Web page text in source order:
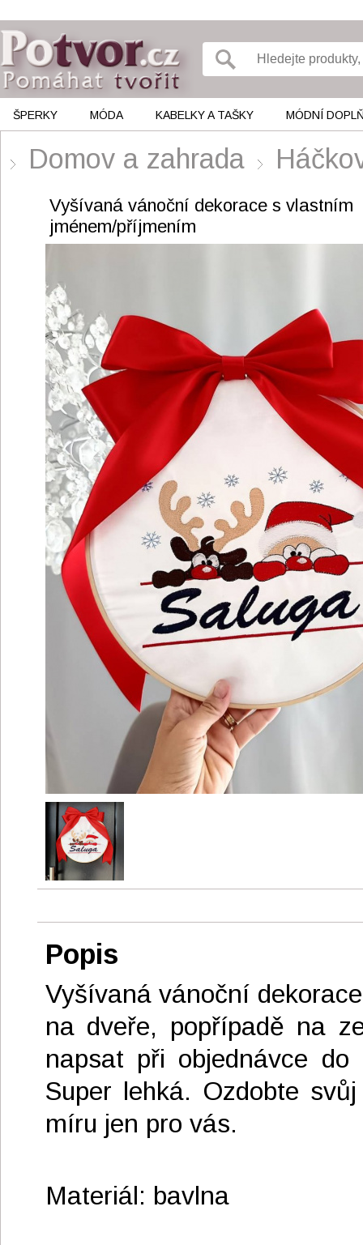
ŠPERKY MÓDA KABELKY A TAŠKY MÓDNÍ
Domov a zahrada
Vyšívaná vánoční dekorace s vlastním
jménem/příjmením
Popis
Vyšívaná vánoční
na dveře, popřípadě na
napsat při objednávce
Super lehká. Ozdobte
míru jen pro vás.
Materiál: bavlna